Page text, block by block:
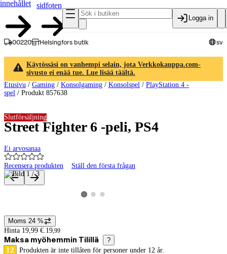
innehållet
sidfoten
Logga in
00220 Helsingfors butik sv
Käytössäsi on vanhempi selain, jota Verkkokauppa.com-
sivusto ei enää tue. Lue lisää täältä.
Etusivu / Gaming / Konsolgaming / Konsolspel / PlayStation 4 -
spel / Produkt 857638
Street Fighter 6 -peli, PS4
Ei arvosanaa
Recensera produkten Ställ den första frågan
Slutförsäljning
Produktbilder och videor
Visa produktbild 1
Visa produktbild 2
Visa produktbild 3
Prisinformation
Moms 24 %
Hinta 19,99 €. 19,99
Maksa myöhemmin Tilillä ?
12 Produkten är inte tillåten för personer under 12 år.